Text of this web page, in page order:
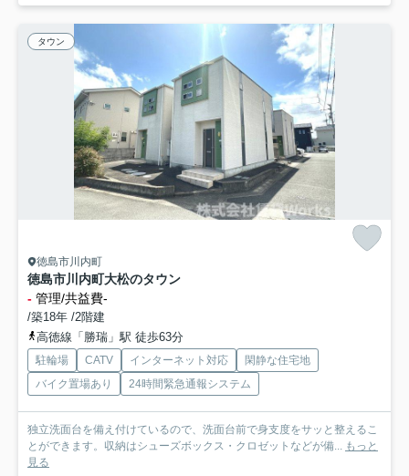
タウン
徳島市川内町
徳島市川内町大松のタウン
- 管理/共益費-
/築18年 /2階建
高徳線「勝瑞」駅 徒歩63分
駐輪場 CATV インターネット対応
閑静な住宅地
バイク置場あり
24時間緊急通報システム
独立洗面台を備え付けているので、洗面台前で身支度をサッと整えるこ
とができます。収納はシューズボックス・クロゼットなどが備... もっと
見る